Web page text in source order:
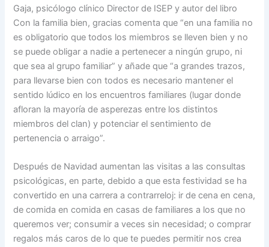
Gaja, psicólogo clínico Director de ISEP y autor del libro
Con la familia bien, gracias comenta que “en una familia no
es obligatorio que todos los miembros se lleven bien y no
se puede obligar a nadie a pertenecer a ningún grupo, ni
que sea al grupo familiar” y añade que “a grandes trazos,
para llevarse bien con todos es necesario mantener el
sentido lúdico en los encuentros familiares (lugar donde
afloran la mayoría de asperezas entre los distintos
miembros del clan) y potenciar el sentimiento de
pertenencia o arraigo”.
Después de Navidad aumentan las visitas a las consultas
psicológicas, en parte, debido a que esta festividad se ha
convertido en una carrera a contrarreloj: ir de cena en cena,
de comida en comida en casas de familiares a los que no
queremos ver; consumir a veces sin necesidad; o comprar
regalos más caros de lo que te puedes permitir nos crea